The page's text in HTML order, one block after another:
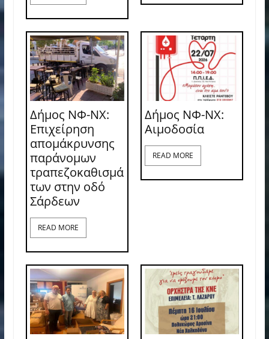
Δήμος ΝΦ-ΝΧ:
Επιχείρηση
απομάκρυνσης
παράνομων
τραπεζοκαθισμά
των στην οδό
Σάρδεων
READ MORE
Δήμος ΝΦ-ΝΧ:
Aιμοδοσία
READ MORE